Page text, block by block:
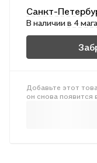
Санкт-
В наличиив 4
Добавьте этот
он снова появится